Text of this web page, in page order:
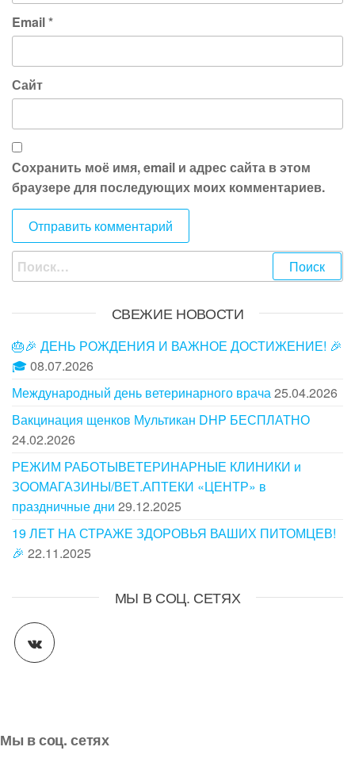
Email*
Сайт
Сохранить моё имя, email и адрес сайта в этом
браузере для последующих моих комментариев.
Найти:
СВЕЖИЕ НОВОСТИ
🎂🎉 ДЕНЬ РОЖДЕНИЯ И ВАЖНОЕ ДОСТИЖЕНИЕ! 🎉
🎓08.07.2026
Международный день ветеринарного врача25.04.2026
Вакцинация щенков Мультикан DHP БЕСПЛАТНО
24.02.2026
РЕЖИМ РАБОТЫВЕТЕРИНАРНЫЕ КЛИНИКИ и
ЗООМАГАЗИНЫ/ВЕТ.АПТЕКИ «ЦЕНТР» в
праздничные дни 29.12.2025
19 ЛЕТ НА СТРАЖЕ ЗДОРОВЬЯ ВАШИХ ПИТОМЦЕВ!
🎉 22.11.2025
МЫ В СОЦ. СЕТЯХ
Мы в соц. сетях